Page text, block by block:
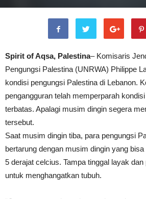
Spirit of Aqsa, Palestina– Komisaris
Pengungsi Palestina (UNRWA) Philippe
kondisi pengungsi Palestina di Lebanon.
pengangguran telah memperparah
terbatas. Apalagi musim dingin segera
tersebut.
Saat musim dingin tiba, para pengungsi
bertarung dengan musim dingin yang
5 derajat celcius. Tampa tinggal layak
untuk menghangatkan tubuh.